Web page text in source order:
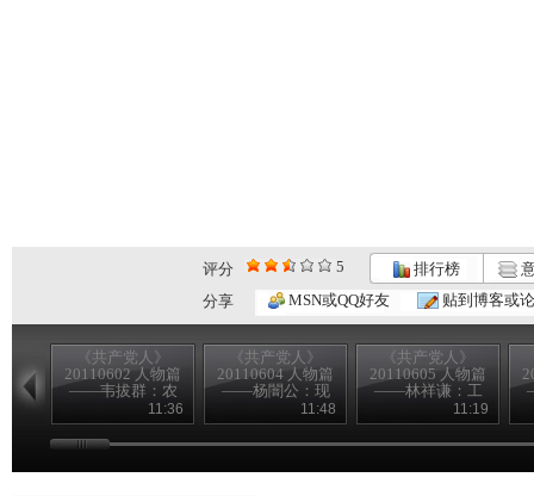
评分 5 排行榜
分享
MSN或QQ好友 贴到博客或
《共产党人》
20110602 人物篇
——韦拔群：农
民的好拔哥11:36
《共产党人》
20110604 人物篇
——杨闇公：现
11:48
《共产党人》
20110605 人物篇
——林祥谦：工
11:19